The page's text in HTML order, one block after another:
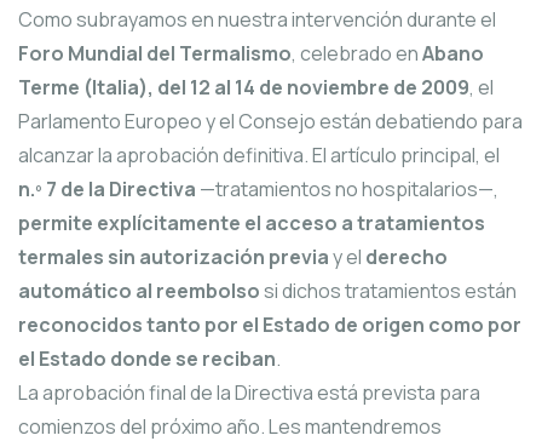
Como subrayamos en nuestra intervención durante el
Foro Mundial del Termalismo, celebrado enAbano
Terme (Italia), del 12 al 14 de noviembre de 2009, el
Parlamento Europeo y el Consejo están debatiendo para
alcanzar la aprobación definitiva. El artículo principal, el
n.º 7 de la Directiva —tratamientos no hospitalarios—,
permite explícitamente el acceso a tratamientos
termales sin autorización previay el derecho
automático al reembolsosi dichos tratamientos están
reconocidos tanto por el Estado de origen como por
el Estado donde se reciban.
La aprobación final de la Directiva está prevista para
comienzos del próximo año. Les mantendremos